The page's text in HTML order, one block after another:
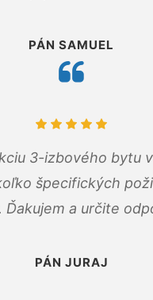
PÁN SAMUEL
3-izbového bytu
špecifických
Ďakujem a určite
PÁN JURAJ